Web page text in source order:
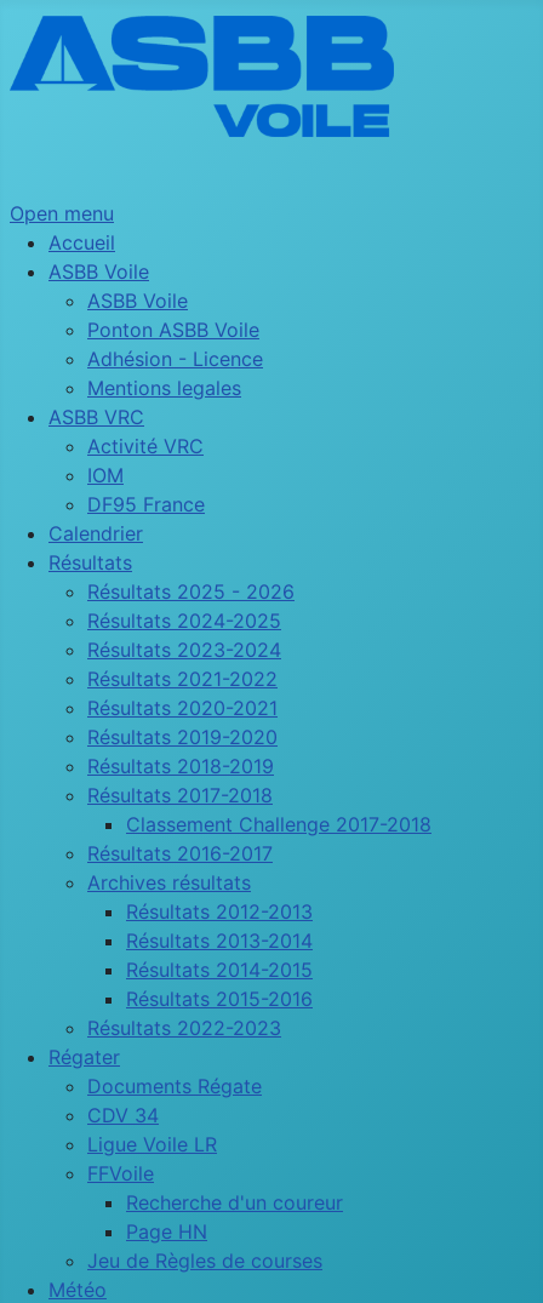
Open menu
Accueil
ASBB Voile
ASBB Voile
Ponton ASBB Voile
Adhésion - Licence
Mentions legales
ASBB VRC
Activité VRC
IOM
DF95 France
Calendrier
Résultats
Résultats 2025 - 2026
Résultats 2024-2025
Résultats 2023-2024
Résultats 2021-2022
Résultats 2020-2021
Résultats 2019-2020
Résultats 2018-2019
Résultats 2017-2018
Classement Challenge 2017-2018
Résultats 2016-2017
Archives résultats
Résultats 2012-2013
Résultats 2013-2014
Résultats 2014-2015
Résultats 2015-2016
Résultats 2022-2023
Régater
Documents Régate
CDV 34
Ligue Voile LR
FFVoile
Recherche d'un coureur
Page HN
Jeu de Règles de courses
Météo